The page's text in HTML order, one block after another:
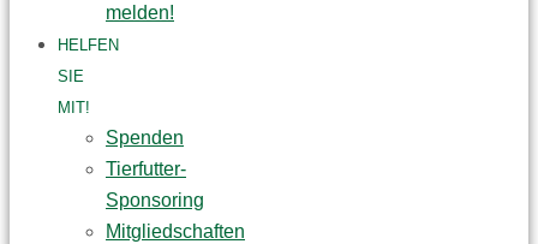
melden!
HELFEN
SIE
MIT!
Spenden
Tierfutter-
Sponsoring
Mitgliedschaften